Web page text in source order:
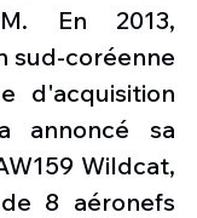
En 2013,
sud-coréenne
d'acquisition
annoncé sa
Wildcat,
8 aéronefs